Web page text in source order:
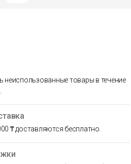
неиспользованные товары в течение
₸ доставляются бесплатно.